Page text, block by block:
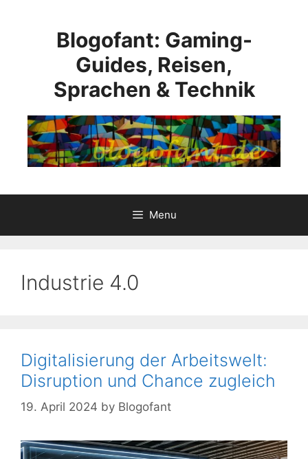
Blogofant: Gaming-
Guides, Reisen,
Sprachen & Technik
Menu
Industrie 4.0
Digitalisierung der Arbeitswelt:
Disruption und Chance zugleich
19. April 2024 by Blogofant